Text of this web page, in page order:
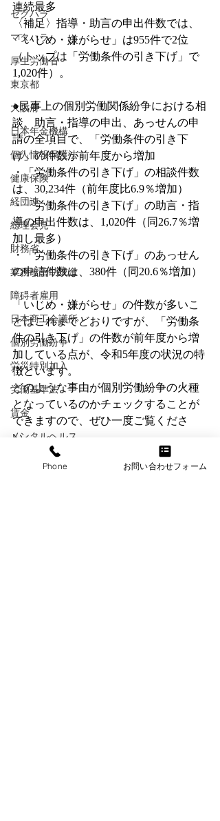
セクハラ
マタハラ
厚生労働省
東京都
大阪府
日本年金機構
個人情報保護法
健康保険
経団連
総理会見
財務省
業務改善助成金
障碍者雇用
日本商工会議所
個別労働紛争
労災特別加入
労働基準法
賃金
メンタルヘルス
連続最多
〈補足〉指導・助言の申出件数では、
「いじめ・嫌がらせ」は955件で2位
（トップは「労働条件の引き下げ」で
1,020件）。
●民事上の個別労働関係紛争における相
談、助言・指導の申出、あっせんの申
請の全項目で、「労働条件の引き下
げ」の件数が前年度から増加
・「労働条件の引き下げ」の相談件数
は、30,234件（前年度比6.9％増加）
・「労働条件の引き下げ」の助言・指
導の申出件数は、1,020件（同26.7％増
加し最多）
・「労働条件の引き下げ」のあっせん
の申請件数は、380件（同20.6％増加）
「いじめ・嫌がらせ」の件数が多いこ
とはこれまでどおりですが、「労働条
件の引き下げ」の件数が前年度から増
加している点が、令和5年度の状況の特
徴といます。
どのような事由が個別労働紛争の火種
となっているのかチェックすることが
できますので、ぜひ一度ご覧くださ
い。
＜令和5年度　個別労働紛争解決制度の
Phone お問い合わせフォーム